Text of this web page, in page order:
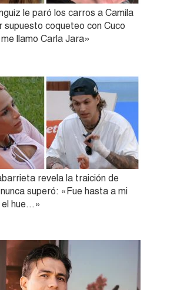
le paró los carros a Camila
supuesto coqueteo con Cuco
llamo Carla Jara»
revela la traición de
superó: «Fue hasta a mi
el hue…»